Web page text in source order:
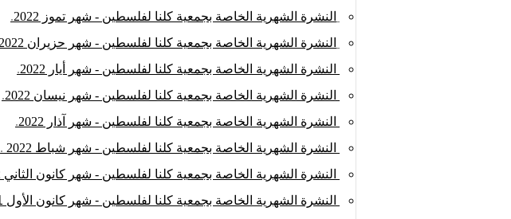
النشرة الشهرية الخاصة بجمعية كلنا لفلسطين - شهر تموز 2022
.
النشرة الشهرية الخاصة بجمعية كلنا لفلسطين - شهر حزيران 2022
النشرة الشهرية الخاصة بجمعية كلنا لفلسطين - شهر أيار 2022
.
النشرة الشهرية الخاصة بجمعية كلنا لفلسطين - شهر نيسان 2022
.
النشرة الشهرية الخاصة بجمعية كلنا لفلسطين - شهر آذار 2022
.
النشرة الشهرية الخاصة بجمعية كلنا لفلسطين - شهر شباط 2022
.
النشرة الشهرية الخاصة بجمعية كلنا لفلسطين - شهر كانون الثاني 2022
النشرة الشهرية الخاصة بجمعية كلنا لفلسطين - شهر كانون الأول 2021